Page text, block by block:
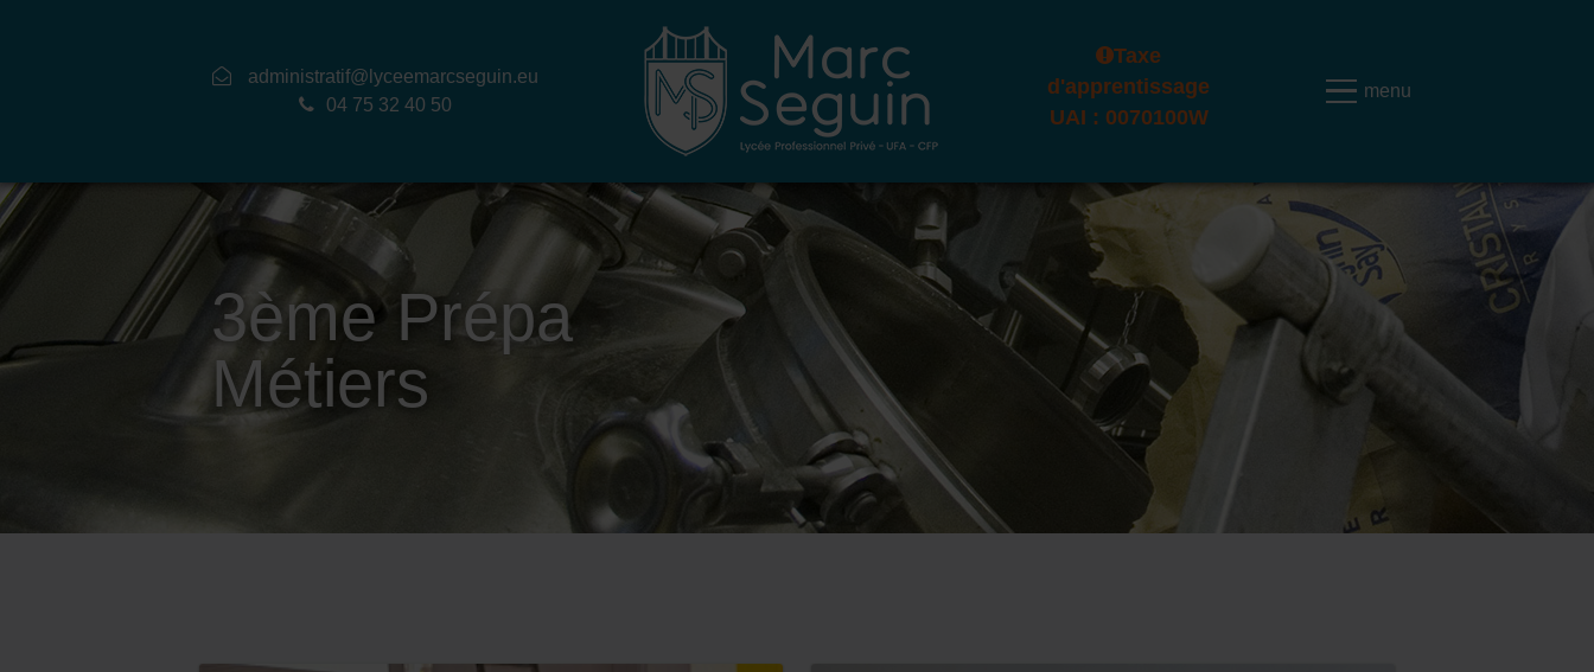
administratif@lyceemarcseguin.eu
04 75 32 40 50
Taxe
d'apprentissage
UAI : 0070100W
3ème Prépa
Métiers